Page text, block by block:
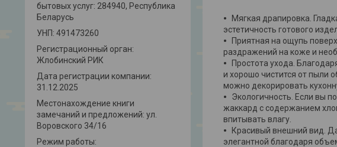
Мягкая драпировка.
эстетичность готового
Приятная на ощупь
раздражений на коже и
Простота ухода.
и хорошо чистится от пыли
можно декорировать
Экологичность. Если вы
жаккард с содержанием
впитывать влагу.
Красивый внешний вид.
элегантной благодаря
бытовых услуг: 284940, Республика
Беларусь
УНП: 491473260
Регистрационный орган:
Жлобинский РИК
Дата регистрации компании:
31.12.2025
Местонахождение книги
замечаний и предложений: ул.
Воровского 34/16
Режим работы: